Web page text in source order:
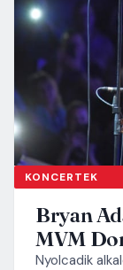
KONCERTEK
Bryan
MVM
Nyolcadik